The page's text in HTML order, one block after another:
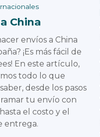
China
envíos a China
¡Es más fácil de
En este artículo,
todo lo que
desde los pasos
tu envío con
el costo y el
entrega.